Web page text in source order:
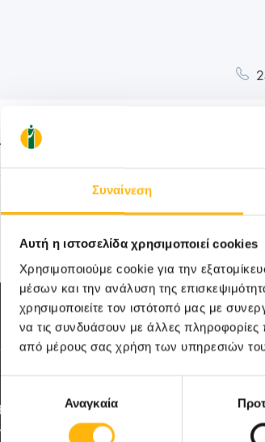
Συναίνεση
Αυτή η ιστοσελίδα χρησιμοποιεί cookies
Χρησιμοποιούμε cookie για την
μέσων και την ανάλυση της
χρησιμοποιείτε τον ιστότοπό μας με
να τις συνδυάσουν με άλλες πληροφορίες
από μέρους σας χρήση των υπηρεσιών
συγκατάθεσηςΑναγκαία
να
υψηλής